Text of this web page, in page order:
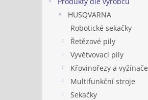
HUSQVARNA
Robotické sekačky
Řetězové pily
Vyvětvovací pily
Křovinořezy a vyžínače
Multifunkční stroje
Sekačky